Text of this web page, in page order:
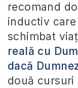
recomand
inductiv
schimbat
reală cu
dacă
două cursuri